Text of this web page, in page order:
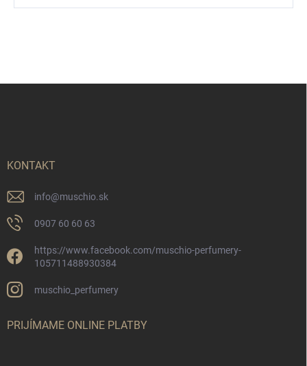
KONTAKT
info@muschio.sk
0907 60 60 63
https://www.facebook.com/muschio-perfumery-
105711488930384
muschio_perfumery
PRIJÍMAME ONLINE PLATBY